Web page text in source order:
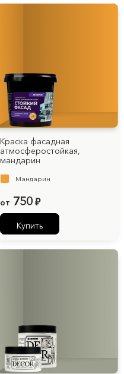
Краска фасадная
атмосферостойкая,
мандарин
Мандарин
от 750 ₽
Купить